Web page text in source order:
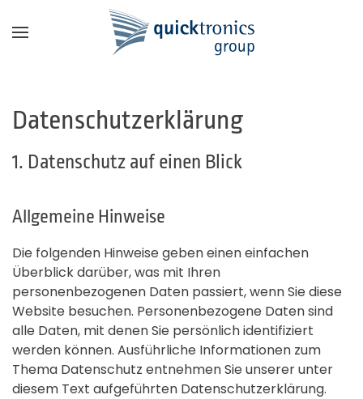
Zum Hauptinhalt springen
Datenschutzerklärung
1. Datenschutz auf einen Blick
Allgemeine Hinweise
Die folgenden Hinweise geben einen einfachen
Überblick darüber, was mit Ihren
personenbezogenen Daten passiert, wenn Sie diese
Website besuchen. Personenbezogene Daten sind
alle Daten, mit denen Sie persönlich identifiziert
werden können. Ausführliche Informationen zum
Thema Datenschutz entnehmen Sie unserer unter
diesem Text aufgeführten Datenschutzerklärung.